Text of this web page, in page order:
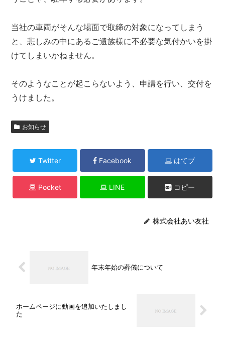
当社の車両がそんな場面で取締の対象になってしまう
と、悲しみの中にあるご遺族様に不必要な気付かいを掛
けてしまいかねません。
そのようなことが起こらないよう、申請を行い、交付を
うけました。
お知らせ
Twitter Facebook はてブ
Pocket LINE コピー
株式会社あい友社
年末年始の葬儀について
ホームページに動画を追加いたしまし
た